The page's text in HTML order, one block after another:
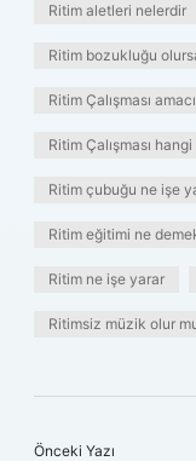
Ritim aletleri nelerdir
Ritim bozukluğu
Ritim Çalışması
Ritim Çalışması
Ritim çubuğu ne işe
Ritim eğitimi ne
Ritim ne işe yarar
Ritimsiz müzik olur
Önceki Yazı